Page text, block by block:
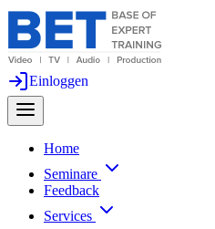
Einloggen
Home
Seminare
Feedback
Services